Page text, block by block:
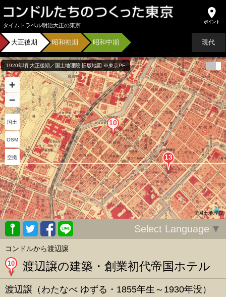
タイムトラベル明治大正の東京
大正後期 昭和初期 昭和中期 現代
1920年頃 大正後期／国土地理院 旧版地図 ※東京PF
©国土地理院
国土
OSM
空撮
+
−
Select Language ▼
コンドルから渡辺譲
10 渡辺譲の建築・創業初代帝国ホテル
渡辺譲（わたなべ ゆずる・1855年生～1930年没）